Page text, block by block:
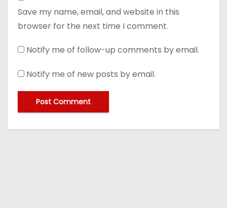
Save my name, email, and website in this
browser for the next time I comment.
Notify me of follow-up comments by email.
Notify me of new posts by email.